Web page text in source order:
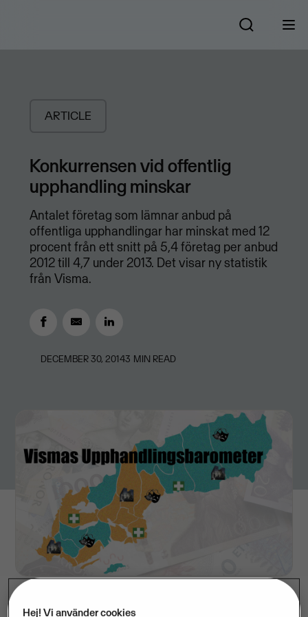
ARTICLE
​Konkurrensen vid offentlig
upphandling minskar
Antalet företag som lämnar anbud på
offentliga upphandlingar har minskat med 12
procent från ett snitt på 5,4 företag per anbud
2012 till 4,7 under 2013. Det visar ny statistik
från Visma.
DECEMBER 30, 20143 MIN READ
Hej! Vi använder cookies